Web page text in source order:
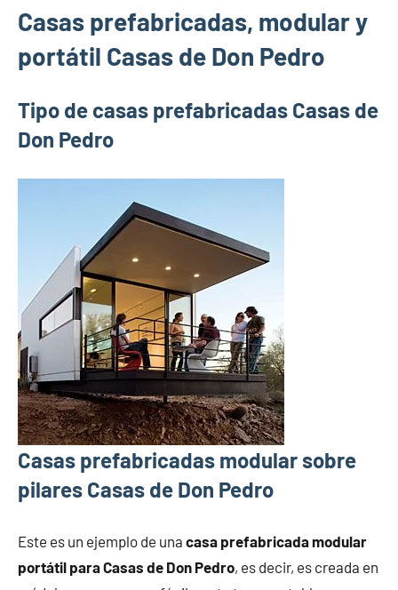
Casas prefabricadas, modular y
portátil Casas de Don Pedro
Tipo de casas prefabricadas Casas de
Don Pedro
Casas prefabricadas modular sobre
pilares Casas de Don Pedro
Este es un ejemplo de una casa prefabricada modular
portátil para Casas de Don Pedro, es decir, es creada en